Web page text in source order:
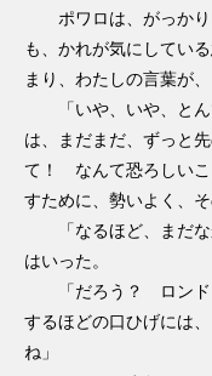
ポワロは、がっかり
も、かれが気にしてい
まり、わたしの言葉が
「いや、いや、とん
は、まだまだ、ずっと
て！ なんて恐ろしいこ
すために、勢いよく、
「なるほど、まだな
はいった。
「だろう？ ロンドン
するほどの口ひげには
ね」